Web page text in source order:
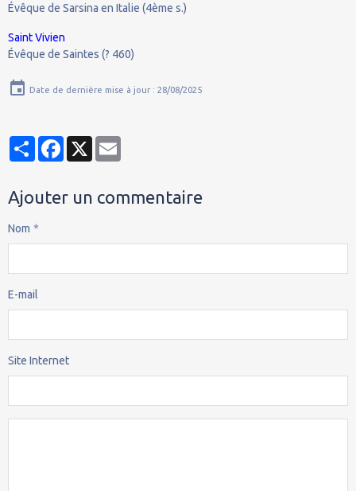
Évêque de Sarsina en Italie (4ème s.)
Saint Vivien
Évêque de Saintes (? 460)
Date de dernière mise à jour : 28/08/2025
PartagerFacebook
X
Ajouter un commentaire
Nom
E-mail
Site Internet